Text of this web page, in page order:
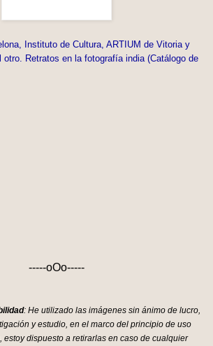
Instituto de Cultura, ARTIUM de Vitoria y
otro. Retratos en la fotografía india (Catálogo de
-----oOo-----
: He utilizado las imágenes sin ánimo de lucro,
y estudio, en el marco del principio de uso
estoy dispuesto a retirarlas en caso de cualquier